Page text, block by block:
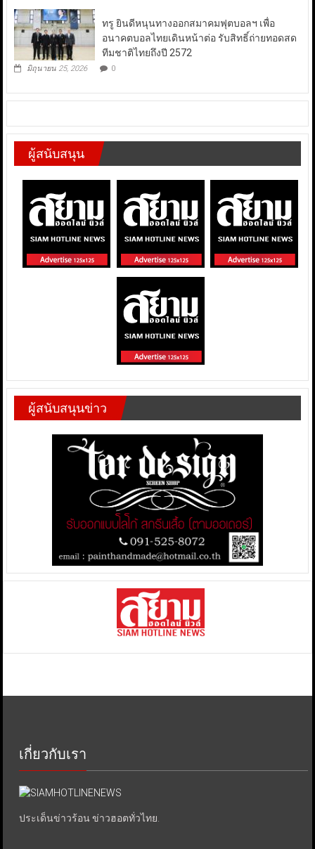
ทรู ยินดีหนุนทางออกสมาคมฟุตบอลฯ เพื่อ
อนาคตบอลไทยเดินหน้าต่อ รับสิทธิ์ถ่ายทอดสด
ทีมชาติไทยถึงปี 2572
มิถุนายน 25, 2026 0
ผู้สนับสนุน
ผู้สนับสนุนข่าว
เกี่ยวกับเรา
ประเด็นข่าวร้อน ข่าวฮอตทั่วไทย.